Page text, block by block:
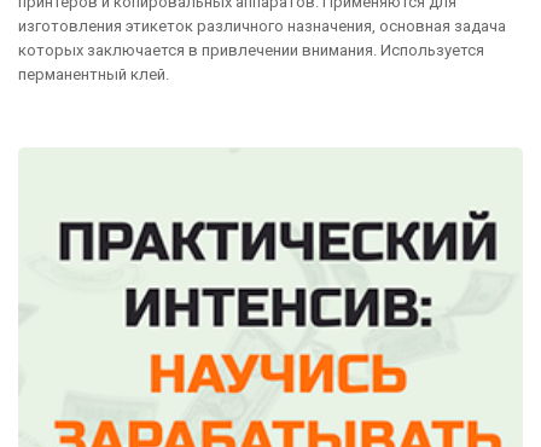
изготовления этикеток различного назначения, основная задача
которых заключается в привлечении внимания. Используется
перманентный клей.